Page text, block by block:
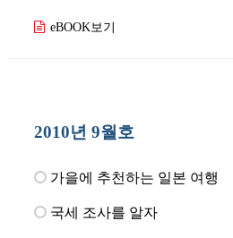
eBOOK보기
2010년 9월호
가을에 추천하는 일본 여행
국세 조사를 알자